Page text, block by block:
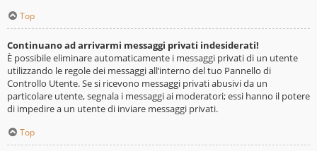
Top
Continuano ad arrivarmi messaggi privati indesiderati!
È possibile eliminare automaticamente i messaggi privati ​​di un utente
utilizzando le regole dei messaggi all’interno del tuo Pannello di
Controllo Utente. Se si ricevono messaggi privati ​​abusivi da un
particolare utente, segnala i messaggi ai moderatori; essi hanno il potere
di impedire a un utente di inviare messaggi privati​​.
Top